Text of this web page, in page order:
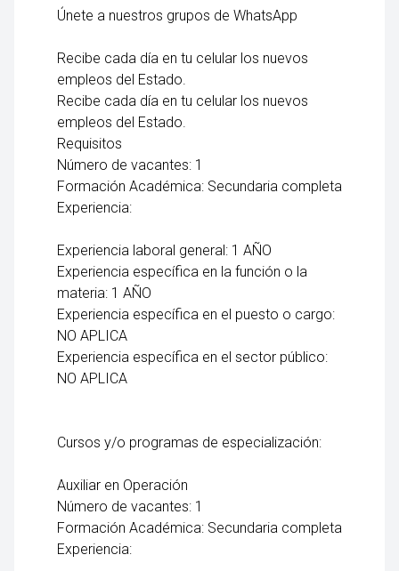
Únete a nuestros grupos de WhatsApp
Recibe cada día en tu celular los nuevos
empleos del Estado.
Recibe cada día en tu celular los nuevos
empleos del Estado.
Requisitos
Número de vacantes: 1
Formación Académica: Secundaria completa
Experiencia:
Experiencia laboral general: 1 AÑO
Experiencia específica en la función o la
materia: 1 AÑO
Experiencia específica en el puesto o cargo:
NO APLICA
Experiencia específica en el sector público:
NO APLICA
Cursos y/o programas de especialización:
Auxiliar en Operación
Número de vacantes: 1
Formación Académica: Secundaria completa
Experiencia: